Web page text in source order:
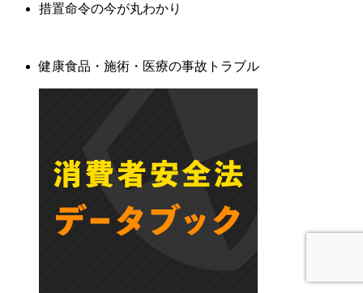
措置命令の今が丸わかり
健康食品・施術・医療の事故トラブル